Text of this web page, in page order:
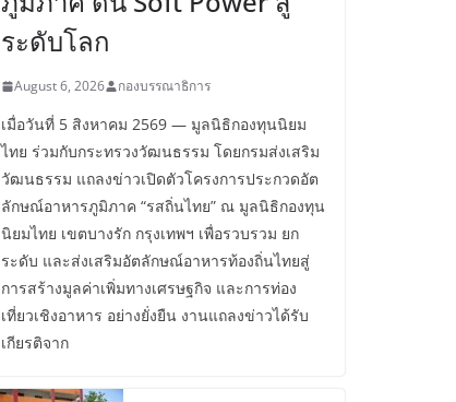
ระดับโลก
August 6, 2026 กองบรรณาธิการ
เมื่อวันที่ 5 สิงหาคม 2569 — มูลนิธิกองทุนนิยม
ไทย ร่วมกับกระทรวงวัฒนธรรม โดยกรมส่งเสริม
วัฒนธรรม แถลงข่าวเปิดตัวโครงการประกวดอัต
ลักษณ์อาหารภูมิภาค “รสถิ่นไทย” ณ มูลนิธิกองทุน
นิยมไทย เขตบางรัก กรุงเทพฯ เพื่อรวบรวม ยก
ระดับ และส่งเสริมอัตลักษณ์อาหารท้องถิ่นไทยสู่
การสร้างมูลค่าเพิ่มทางเศรษฐกิจ และการท่อง
เที่ยวเชิงอาหาร อย่างยั่งยืน งานแถลงข่าวได้รับ
เกียรติจาก